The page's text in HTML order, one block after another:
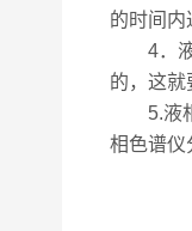
的时间内
4．液
的，这就
5.液相
相色谱仪